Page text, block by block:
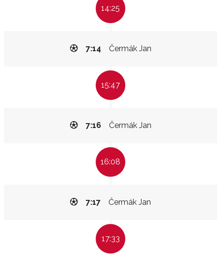
14:25
Čermák Jan
7:14
15:47
Čermák Jan
7:16
16:08
Čermák Jan
7:17
17:33